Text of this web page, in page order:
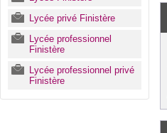
Lycée privé Finistère
Lycée professionnel
Finistère
Lycée professionnel privé
Finistère